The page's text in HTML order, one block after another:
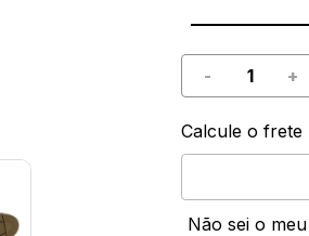
+
-
Calcule o frete
Não sei o meu